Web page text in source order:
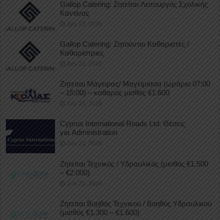
Gallop Catering: Ζητείται Λειτουργός Σχολικής
Καντίνας
July 23, 2026
Gallop Catering: Ζητούνται Καθαριστές /
Καθαρίστριες
July 23, 2026
Ζητείται Μάγειρας/ Μαγείρισσα (ωράριο 07:00
– 15:00) – καθαρός μισθός €1.600
July 23, 2026
Cyprus International Roads Ltd: Θέσεις
για Administration
July 21, 2026
Ζητείται Τεχνικός / Υδραυλικός (μισθός €1.500
– €2.000)
July 21, 2026
Ζητείται Βοηθός Τεχνικού / Βοηθός Υδραυλικού
(μισθός €1.300 – €1.600)